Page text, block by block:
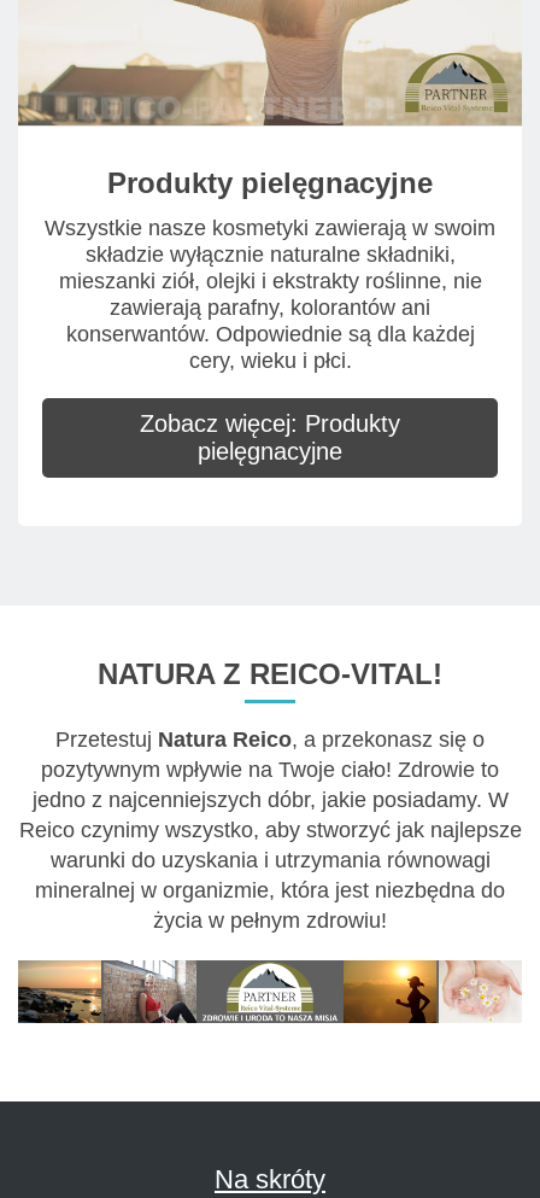
Produkty pielęgnacyjne
Wszystkie nasze kosmetyki zawierają w swoim
składzie wyłącznie naturalne składniki,
mieszanki ziół, olejki i ekstrakty roślinne, nie
zawierają parafny, kolorantów ani
konserwantów. Odpowiednie są dla każdej
cery, wieku i płci.
Zobacz więcej: Produkty
pielęgnacyjne
NATURA Z REICO-VITAL!
Przetestuj Natura Reico, a przekonasz się o
pozytywnym wpływie na Twoje ciało! Zdrowie to
jedno z najcenniejszych dóbr, jakie posiadamy. W
Reico czynimy wszystko, aby stworzyć jak najlepsze
warunki do uzyskania i utrzymania równowagi
mineralnej w organizmie, która jest niezbędna do
życia w pełnym zdrowiu!
Na skróty